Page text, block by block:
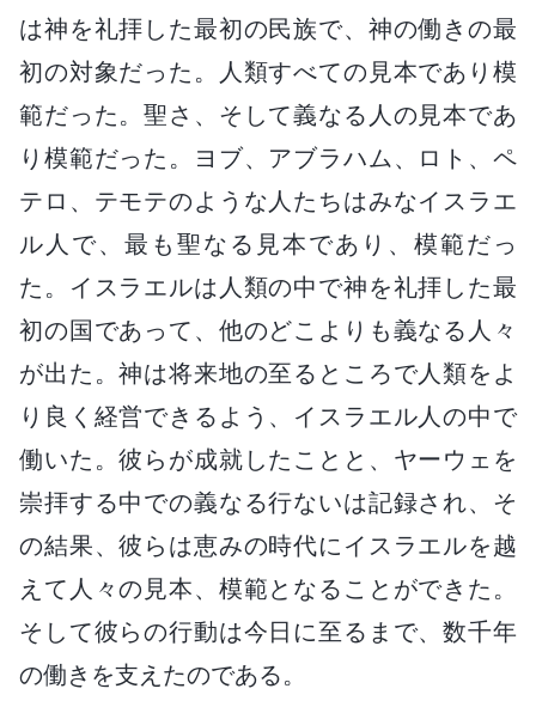
は神を礼拝した最初の民族で、神の働きの最
初の対象だった。人類すべての見本であり模
範だった。聖さ、そして義なる人の見本であ
り模範だった。ヨブ、アブラハム、ロト、ペ
テロ、テモテのような人たちはみなイスラエ
ル人で、最も聖なる見本であり、模範だっ
た。イスラエルは人類の中で神を礼拝した最
初の国であって、他のどこよりも義なる人々
が出た。神は将来地の至るところで人類をよ
り良く経営できるよう、イスラエル人の中で
働いた。彼らが成就したことと、ヤーウェを
崇拝する中での義なる行ないは記録され、そ
の結果、彼らは恵みの時代にイスラエルを越
えて人々の見本、模範となることができた。
そして彼らの行動は今日に至るまで、数千年
の働きを支えたのである。